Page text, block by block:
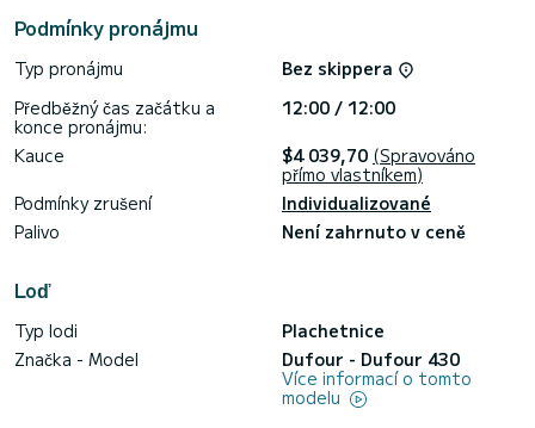
Podmínky pronájmu
Typ pronájmu
Bez skippera
Předběžný čas začátku a
konce pronájmu:
12:00 / 12:00
Kauce
$4 039,70 (Spravováno
přímo vlastníkem)
Podmínky zrušení
Individualizované
Palivo
Není zahrnuto v ceně
Loď
Typ lodi
Plachetnice
Značka - Model
Dufour - Dufour 430
Více informací o tomto
modelu